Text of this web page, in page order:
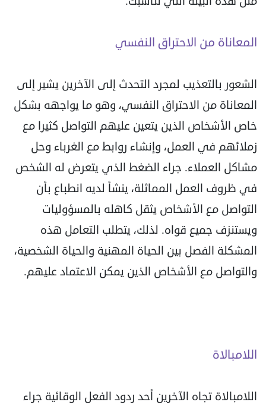
المعاناة من الاحتراق النفسي
الشعور بالتعذيب لمجرد التحدث إلى الآخرين يشير إلى
المعاناة من الاحتراق النفسي، وهو ما يواجهه بشكل
خاص الأشخاص الذين يتعين عليهم التواصل كثيرا مع
زملائهم في العمل، وإنشاء روابط مع الغرباء وحل
مشاكل العملاء. جراء الضغط الذي يتعرض له الشخص
في ظروف العمل المماثلة، ينشأ لديه انطباع بأن
التواصل مع الأشخاص يثقل كاهله بالمسؤوليات
ويستنزف جميع قواه. لذلك، يتطلب التعامل هذه
المشكلة الفصل بين الحياة المهنية والحياة الشخصية،
والتواصل مع الأشخاص الذين يمكن الاعتماد عليهم.
اللامبالاة
اللامبالاة تجاه الآخرين أحد ردود الفعل الوقائية جراء